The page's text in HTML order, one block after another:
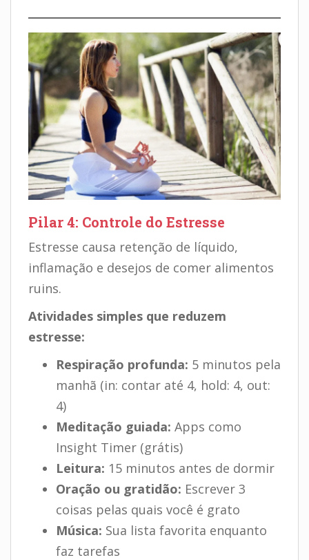
Pilar 4: Controle do Estresse
Estresse causa retenção de líquido,
inflamação e desejos de comer alimentos
ruins.
Atividades simples que reduzem
estresse:
Respiração profunda: 5 minutos pela
manhã (in: contar até 4, hold: 4, out:
4)
Meditação guiada: Apps como
Insight Timer (grátis)
Leitura: 15 minutos antes de dormir
Oração ou gratidão: Escrever 3
coisas pelas quais você é grato
Música: Sua lista favorita enquanto
faz tarefas